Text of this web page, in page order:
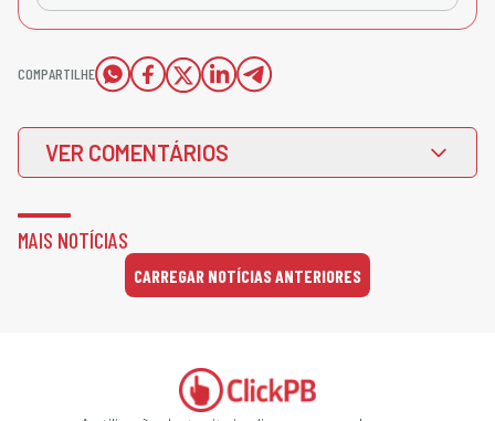
COMPARTILHE
VER COMENTÁRIOS
MAIS NOTÍCIAS
CARREGAR NOTÍCIAS ANTERIORES